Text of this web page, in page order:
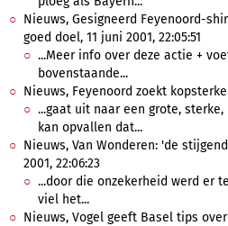
Nieuws, Gesigneerd Feyenoord-
goed doel, 11 juni 2001, 22:05:51
...Meer info over deze actie +
bovenstaande...
Nieuws, Feyenoord zoekt
...gaat uit naar een grote, sterke,
kan opvallen dat...
Nieuws, Van Wonderen: 'de
2001, 22:06:23
...door die onzekerheid werd er
viel het...
Nieuws, Vogel geeft Basel tips